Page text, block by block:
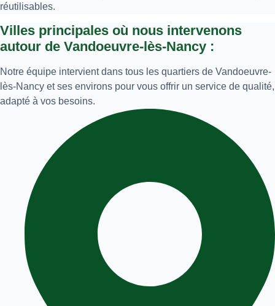
réutilisables.
Villes principales où nous intervenons
autour de Vandoeuvre-lès-Nancy :
Notre équipe intervient dans tous les quartiers de Vandoeuvre-
lès-Nancy et ses environs pour vous offrir un service de qualité,
adapté à vos besoins.